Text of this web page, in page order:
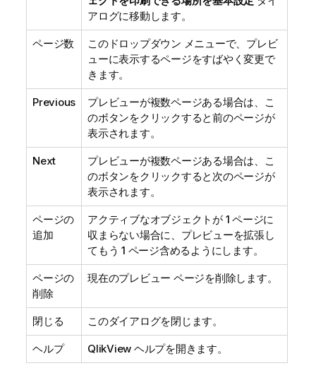
アログに移動します。
ページ数
このドロップダウン メニューで、プレビ
ューに表示するページをすばやく変更で
きます。
Previous
プレビューが複数ページある場合は、こ
のボタンをクリックすると前のページが
表示されます。
Next
プレビューが複数ページある場合は、こ
のボタンをクリックすると次のページが
表示されます。
ページの
追加
アクティブなオブジェクトが 1 ページに
収まらない場合に、プレビューを拡張し
てもう 1 ページ含めるようにします。
ページの
削除
現在のプレビュー ページを削除します。
閉じる このダイアログを閉じます。
ヘルプ QlikView ヘルプを開きます。